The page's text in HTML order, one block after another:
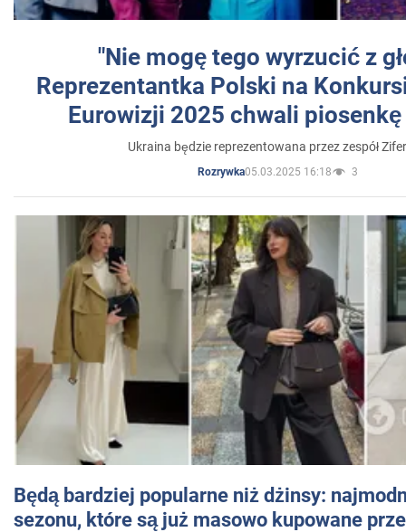
"Nie mogę tego wyrzucić z
Reprezentantka Polski na
Eurowizji 2025 chwali
Ukraina będzie reprezentowana przez zespół
Rozrywka05.03.2025 16:18 3
Będą bardziej popularne niż dżinsy:
sezonu, które są już masowo kupowane